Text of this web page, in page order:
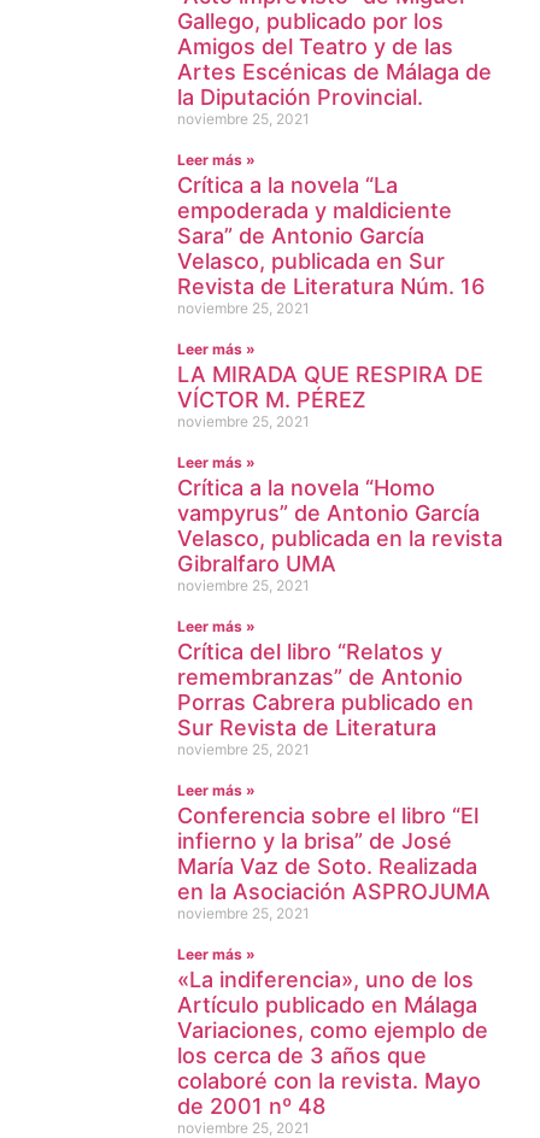
Gallego, publicado por los
Amigos del Teatro y de las
Artes Escénicas de Málaga de
la Diputación Provincial.
noviembre 25, 2021
Leer más »
Crítica a la novela “La
empoderada y maldiciente
Sara” de Antonio García
Velasco, publicada en Sur
Revista de Literatura Núm. 16
noviembre 25, 2021
Leer más »
LA MIRADA QUE RESPIRA DE
VÍCTOR M. PÉREZ
noviembre 25, 2021
Leer más »
Crítica a la novela “Homo
vampyrus” de Antonio García
Velasco, publicada en la revista
Gibralfaro UMA
noviembre 25, 2021
Leer más »
Crítica del libro “Relatos y
remembranzas” de Antonio
Porras Cabrera publicado en
Sur Revista de Literatura
noviembre 25, 2021
Leer más »
Conferencia sobre el libro “El
infierno y la brisa” de José
María Vaz de Soto. Realizada
en la Asociación ASPROJUMA
noviembre 25, 2021
Leer más »
«La indiferencia», uno de los
Artículo publicado en Málaga
Variaciones, como ejemplo de
los cerca de 3 años que
colaboré con la revista. Mayo
de 2001 nº 48
noviembre 25, 2021